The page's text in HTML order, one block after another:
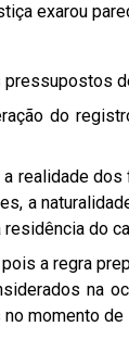
exarou
do
a
do
a regra
na
momento de